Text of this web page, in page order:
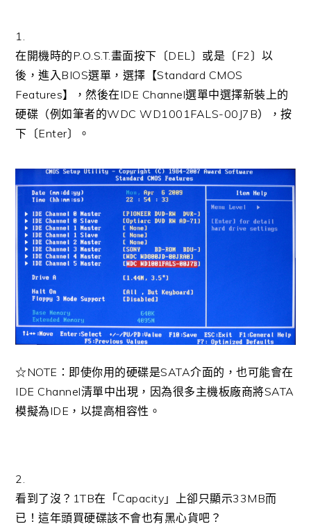
1.
在開機時的P.O.S.T.畫面按下〔DEL〕或是〔F2〕以
後，進入BIOS選單，選擇【Standard CMOS
Features】，然後在IDE Channel選單中選擇新裝上的
硬碟（例如筆者的WDC WD1001FALS-00J7B），按
下〔Enter〕。
☆NOTE：即使你用的硬碟是SATA介面的，也可能會在
IDE Channel清單中出現，因為很多主機板廠商將SATA
模擬為IDE，以提高相容性。
2.
看到了沒？1TB在「Capacity」上卻只顯示33MB而
已！這年頭買硬碟該不會也有黑心貨吧？